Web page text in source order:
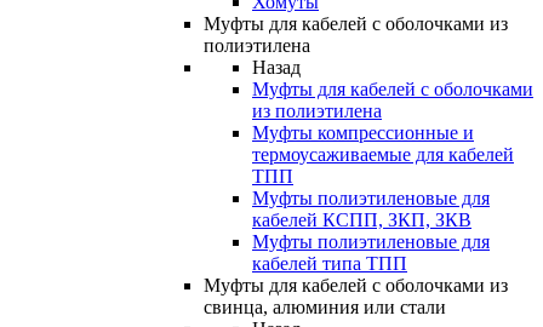
Муфты для кабелей с оболочками из
полиэтилена
Назад
Муфты для кабелей с оболочками
из полиэтилена
Муфты компрессионные и
термоусаживаемые для кабелей
ТПП
Муфты полиэтиленовые для
кабелей КСПП, ЗКП, ЗКВ
Муфты полиэтиленовые для
кабелей типа ТПП
Муфты для кабелей с оболочками из
свинца, алюминия или стали